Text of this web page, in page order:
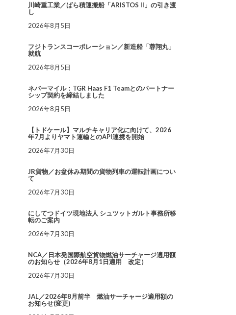
川崎重工業／ばら積運搬船「ARISTOS II」の引き渡
し
2026年8月5日
フジトランスコーポレーション／新造船「蓉翔丸」
就航
2026年8月5日
ネバーマイル：TGR Haas F1 Teamとのパートナー
シップ契約を締結しました
2026年8月5日
【トドケール】マルチキャリア化に向けて、2026
年7月よりヤマト運輸とのAPI連携を開始
2026年7月30日
JR貨物／お盆休み期間の貨物列車の運転計画につい
て
2026年7月30日
にしてつドイツ現地法人 シュツットガルト事務所移
転のご案内
2026年7月30日
NCA／日本発国際航空貨物燃油サーチャージ適用額
のお知らせ（2026年8月1日適用 改定）
2026年7月30日
JAL／2026年8月前半 燃油サーチャージ適用額の
お知らせ(変更)